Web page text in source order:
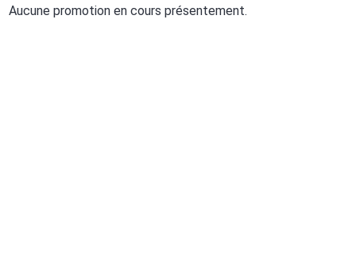
Aucune promotion en cours présentement.